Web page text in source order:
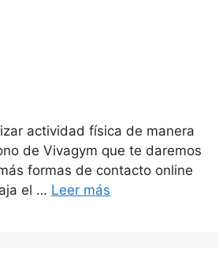
actividad física de manera
de Vivagym que te daremos
formas de contacto online
el … Leer más